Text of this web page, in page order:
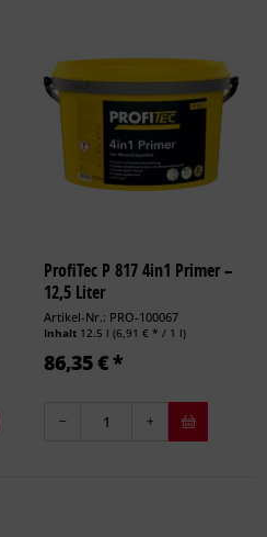
ProfiTec P 817 4in1 Primer –
12,5 Liter
Artikel-Nr.: PRO-100067
Inhalt 12.5 l(6,91 € * / 1 l)
86,35 € *